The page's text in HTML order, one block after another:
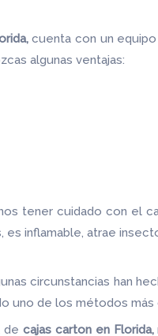
cuenta con un
algunas ventajas:
tener cuidado con el
es inflamable, atrae
circunstancias han
uno de los métodos
de cajas carton en Florida,